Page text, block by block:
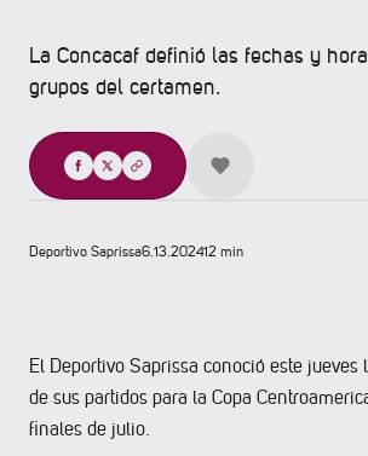
La Concacaf definió las fechas y
grupos del certamen.
Compartir
Deportivo Saprissa6.13.202412 min
El Deportivo Saprissa conoció este jueves
de sus partidos para la Copa
finales de julio.